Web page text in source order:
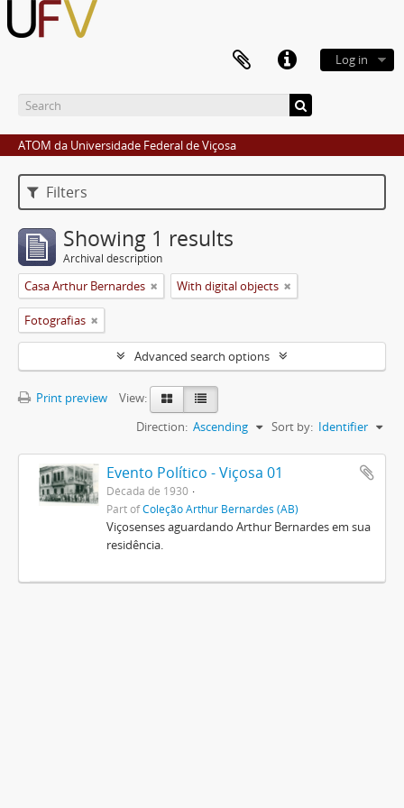
Log in
ATOM da Universidade Federal de Viçosa
Filters
Showing 1 results
Archival description
Casa Arthur Bernardes With digital objects
Fotografias
Advanced search options
Print preview
View:
Sort by: Identifier
Direction: Ascending
Evento Político - Viçosa 01
Década de 1930
Part ofColeção Arthur Bernardes (AB)
Viçosenses aguardando Arthur Bernardes em sua
residência.